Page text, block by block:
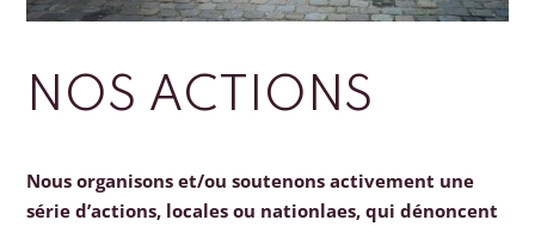
NOS ACTIONS
Nous organisons et/ou soutenons activement une
série d’actions, locales ou nationlaes, qui dénoncent